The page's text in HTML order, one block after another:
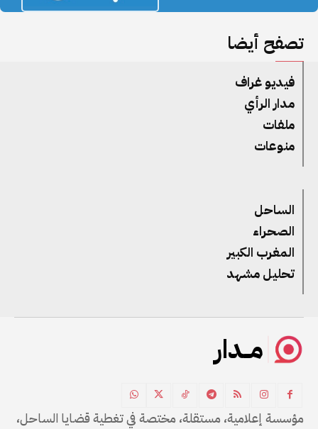
تصفح أيضا
فيديو غراف
مدار الرأي
ملفات
منوعات
الساحل
الصحراء
المغرب الكبير
تحليل مشهد
مــدار
مؤسسة إعلامية، مستقلة، مختصة في تغطية قضايا الساحل،